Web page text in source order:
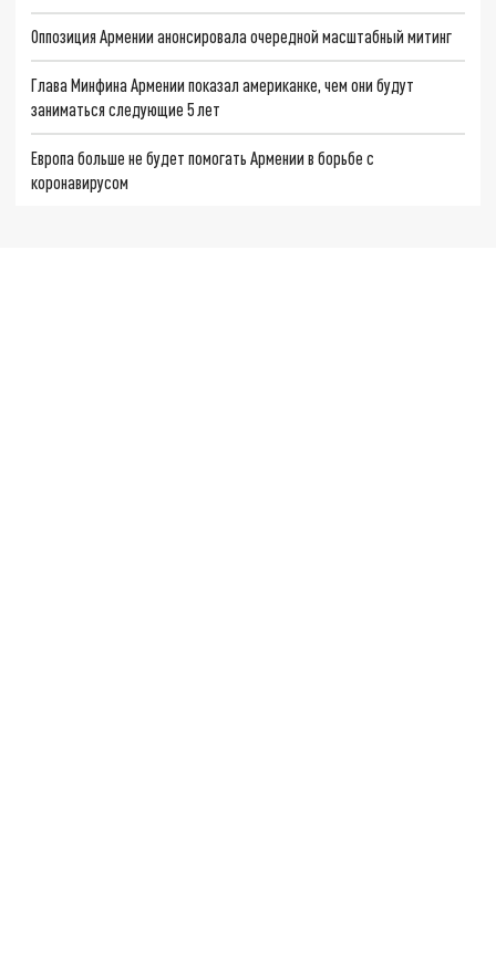
Оппозиция Армении анонсировала очередной масштабный митинг
Глава Минфина Армении показал американке, чем они будут
заниматься следующие 5 лет
Европа больше не будет помогать Армении в борьбе с
коронавирусом